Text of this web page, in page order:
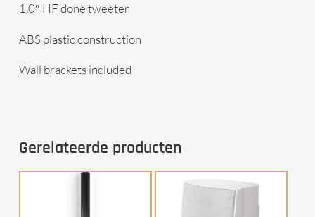
1.0″ HF done tweeter
ABS plastic construction
Wall brackets included
Gerelateerde producten